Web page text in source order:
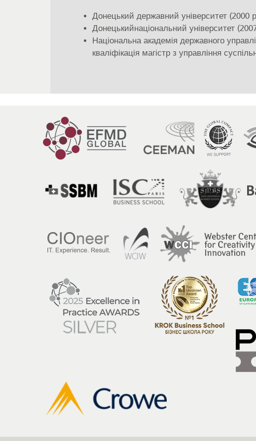
Донецький державний університет (2000
Донецькийнаціональний університет
Національна академія державного
кваліфікація магістр з управління